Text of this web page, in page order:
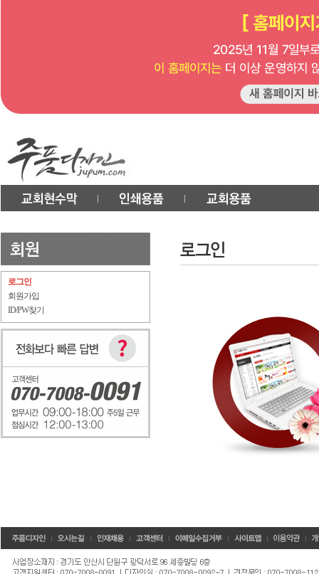
로그인
회원가입
ID/PW찾기